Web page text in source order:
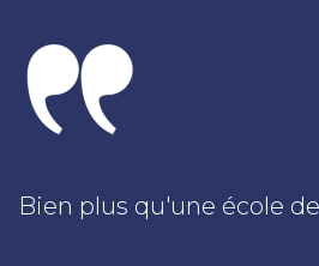
Bien plus qu'une école